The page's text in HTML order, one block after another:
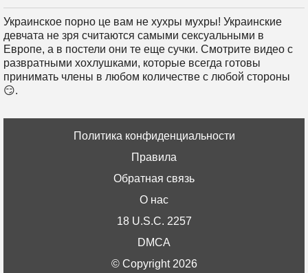
Украинское порно це вам не хухры мухры! Украинские
девчата не зря считаются самыми сексуальными в
Европе, а в постели они те еще сучки. Смотрите видео с
развратными хохлушками, которые всегда готовы
принимать члены в любом количестве с любой стороны
😏.
Политика конфиденциальности
Правила
Обратная связь
О нас
18 U.S.C. 2257
DMCA
© Copyright 2026